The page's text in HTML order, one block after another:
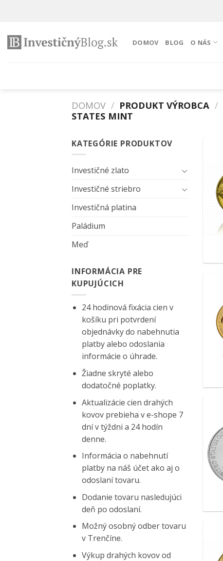
DOMOV BLOG O NÁS
DOMOV / PRODUKT VÝROBCA /
STATES MINT
KATEGÓRIE PRODUKTOV
Investičné zlato
Investičné striebro
Investičná platina
Paládium
Meď
INFORMÁCIA PRE
KUPUJÚCICH
24 hodinová fixácia cien v
košíku pri potvrdení
objednávky do nabehnutia
platby alebo odoslania
informácie o úhrade.
Žiadne skryté alebo
dodatočné poplatky.
Aktualizácie cien drahých
kovov prebieha v e-shope 7
dní v týždni a 24 hodín
denne.
Informácia o nabehnutí
platby na náš účet ako aj o
odoslaní tovaru.
Dodanie tovaru nasledujúci
deň po odoslaní.
Možný osobný odber tovaru
v Trenčíne.
Výkup drahých kovov od